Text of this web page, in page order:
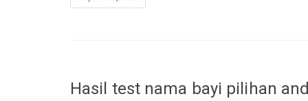
Hasil test nama bayi pilihan